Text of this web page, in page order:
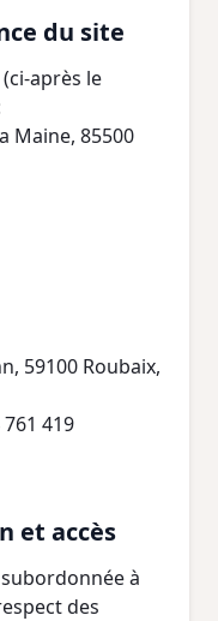
du site
(ci-après le
Maine, 85500
59100 Roubaix,
419
et accès
à
des